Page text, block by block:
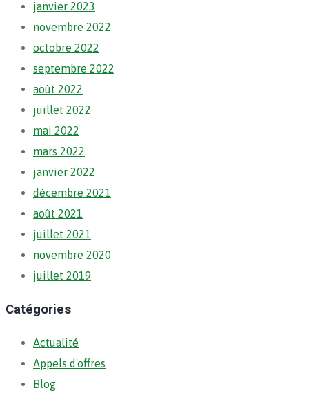
janvier 2023
novembre 2022
octobre 2022
septembre 2022
août 2022
juillet 2022
mai 2022
mars 2022
janvier 2022
décembre 2021
août 2021
juillet 2021
novembre 2020
juillet 2019
Catégories
Actualité
Appels d'offres
Blog